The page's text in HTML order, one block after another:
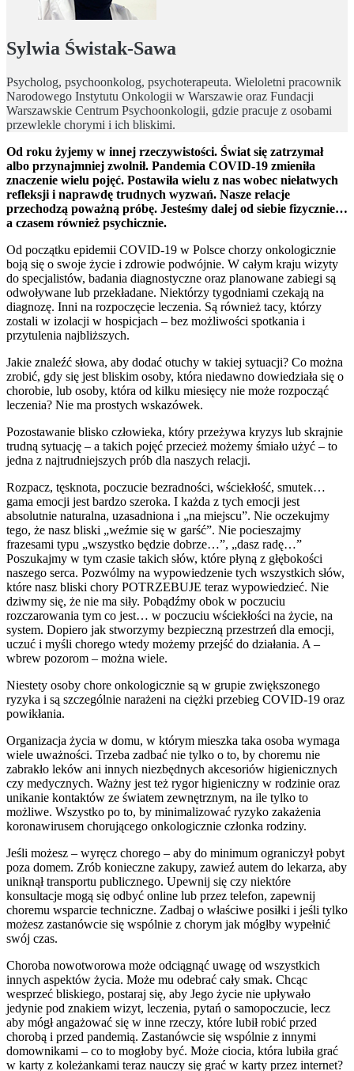
Sylwia Świstak-Sawa
Psycholog, psychoonkolog, psychoterapeuta. Wieloletni pracownik
Narodowego Instytutu Onkologii w Warszawie oraz Fundacji
Warszawskie Centrum Psychoonkologii, gdzie pracuje z osobami
przewlekle chorymi i ich bliskimi.
Od roku żyjemy w innej rzeczywistości. Świat się zatrzymał
albo przynajmniej zwolnił. Pandemia COVID-19 zmieniła
znaczenie wielu pojęć. Postawiła wielu z nas wobec niełatwych
refleksji i naprawdę trudnych wyzwań. Nasze relacje
przechodzą poważną próbę. Jesteśmy dalej od siebie fizycznie…
a czasem również psychicznie.
Od początku epidemii COVID-19 w Polsce chorzy onkologicznie
boją się o swoje życie i zdrowie podwójnie. W całym kraju wizyty
do specjalistów, badania diagnostyczne oraz planowane zabiegi są
odwoływane lub przekładane. Niektórzy tygodniami czekają na
diagnozę. Inni na rozpoczęcie leczenia. Są również tacy, którzy
zostali w izolacji w hospicjach – bez możliwości spotkania i
przytulenia najbliższych.
Jakie znaleźć słowa, aby dodać otuchy w takiej sytuacji? Co można
zrobić, gdy się jest bliskim osoby, która niedawno dowiedziała się o
chorobie, lub osoby, która od kilku miesięcy nie może rozpocząć
leczenia? Nie ma prostych wskazówek.
Pozostawanie blisko człowieka, który przeżywa kryzys lub skrajnie
trudną sytuację – a takich pojęć przecież możemy śmiało użyć – to
jedna z najtrudniejszych prób dla naszych relacji.
Rozpacz, tęsknota, poczucie bezradności, wściekłość, smutek…
gama emocji jest bardzo szeroka. I każda z tych emocji jest
absolutnie naturalna, uzasadniona i „na miejscu”. Nie oczekujmy
tego, że nasz bliski „weźmie się w garść”. Nie pocieszajmy
frazesami typu „wszystko będzie dobrze…”, „dasz radę…”
Poszukajmy w tym czasie takich słów, które płyną z głębokości
naszego serca. Pozwólmy na wypowiedzenie tych wszystkich słów,
które nasz bliski chory POTRZEBUJE teraz wypowiedzieć. Nie
dziwmy się, że nie ma siły. Pobądźmy obok w poczuciu
rozczarowania tym co jest… w poczuciu wściekłości na życie, na
system. Dopiero jak stworzymy bezpieczną przestrzeń dla emocji,
uczuć i myśli chorego wtedy możemy przejść do działania. A –
wbrew pozorom – można wiele.
Niestety osoby chore onkologicznie są w grupie zwiększonego
ryzyka i są szczególnie narażeni na ciężki przebieg COVID-19 oraz
powikłania.
Organizacja życia w domu, w którym mieszka taka osoba wymaga
wiele uważności. Trzeba zadbać nie tylko o to, by choremu nie
zabrakło leków ani innych niezbędnych akcesoriów higienicznych
czy medycznych. Ważny jest też rygor higieniczny w rodzinie oraz
unikanie kontaktów ze światem zewnętrznym, na ile tylko to
możliwe. Wszystko po to, by minimalizować ryzyko zakażenia
koronawirusem chorującego onkologicznie członka rodziny.
Jeśli możesz – wyręcz chorego – aby do minimum ograniczył pobyt
poza domem. Zrób konieczne zakupy, zawieź autem do lekarza, aby
uniknął transportu publicznego. Upewnij się czy niektóre
konsultacje mogą się odbyć online lub przez telefon, zapewnij
choremu wsparcie techniczne. Zadbaj o właściwe posiłki i jeśli tylko
możesz zastanówcie się wspólnie z chorym jak mógłby wypełnić
swój czas.
Choroba nowotworowa może odciągnąć uwagę od wszystkich
innych aspektów życia. Może mu odebrać cały smak. Chcąc
wesprzeć bliskiego, postaraj się, aby Jego życie nie upływało
jedynie pod znakiem wizyt, leczenia, pytań o samopoczucie, lecz
aby mógł angażować się w inne rzeczy, które lubił robić przed
chorobą i przed pandemią. Zastanówcie się wspólnie z innymi
domownikami – co to mogłoby być. Może ciocia, która lubiła grać
w karty z koleżankami teraz nauczy się grać w karty przez internet?